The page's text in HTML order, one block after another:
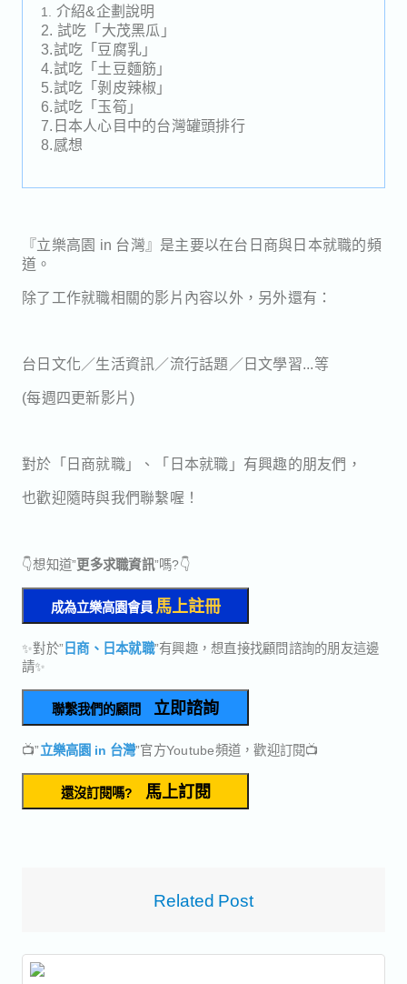
1.
介紹&企劃說明
2. 試吃「大茂黑瓜」
3.試吃「豆腐乳」
4.試吃「土豆麵筋」
5.試吃「剝皮辣椒」
6.試吃「玉筍」
7.日本人心目中的台灣罐頭排行
8.感想
『立樂高園 in 台灣』是主要以在台日商與日本就職的頻
道。
除了工作就職相關的影片內容以外，另外還有：
台日文化／生活資訊／流行話題／日文學習...等
(每週四更新影片)
對於「日商就職」、「日本就職」有興趣的朋友們，
也歡迎隨時與我們聯繫喔！
👇想知道”更多求職資訊”嗎?👇
成為立樂高園會員 馬上註冊
✨對於”日商、日本就職”有興趣，想直接找顧問諮詢的朋友這邊
請✨
聯繫我們的顧問 立即諮詢
📺”立樂高園 in 台灣”官方Youtube頻道，歡迎訂閱📺
還沒訂閱嗎? 馬上訂閱
Related Post